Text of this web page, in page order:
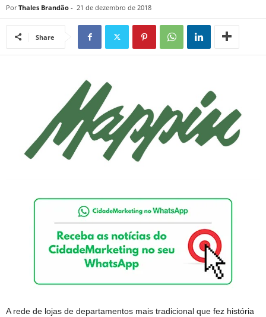
Por Thales Brandão - 21 de dezembro de 2018
Share
A rede de lojas de departamentos mais tradicional que fez história